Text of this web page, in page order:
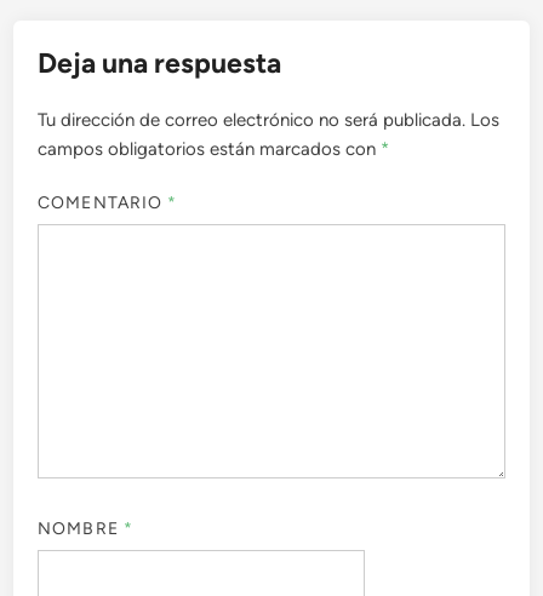
Deja una respuesta
Tu dirección de correo electrónico no será publicada. Los
campos obligatorios están marcados con *
COMENTARIO *
NOMBRE *